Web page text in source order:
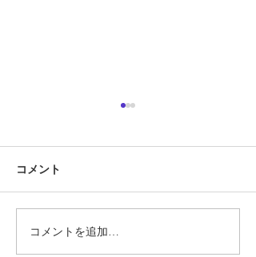
勝負の夏
コメント
コメントを追加…